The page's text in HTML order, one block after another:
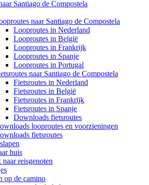
Santiago de Compostela
naar Santiago de Compostela
Looproutes in Nederland
Looproutes in België
Looproutes in Frankrijk
Looproutes in Spanje
Looproutes in Portugal
naar Santiago de Compostela
Fietsroutes in Nederland
Fietsroutes in België
Fietsroutes in Frankrijk
Fietsroutes in Spanje
Downloads fietsroutes
looproutes en voorzieningen
fietsroutes
huis
reisgenoten
op de camino